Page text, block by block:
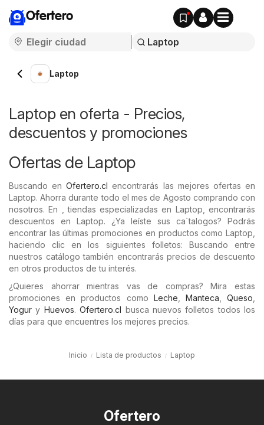
Ofertero
Laptop
Laptop en oferta - Precios,
descuentos y promociones
Ofertas de Laptop
Buscando enOfertero.cl encontrarás las mejores ofertas en
Laptop. Ahorra durante todo el mes de Agosto comprando con
nosotros. En , tiendas especializadas en Laptop, encontrarás
descuentos en Laptop. ¿Ya leíste sus ca´talogos? Podrás
encontrar las últimas promociones en productos como Laptop,
haciendo clic en los siguientes folletos: Buscando entre
nuestros catálogo también encontrarás precios de descuento
en otros productos de tu interés.
¿Quieres ahorrar mientras vas de compras? Mira estas
promociones en productos como Leche Manteca ,Queso
Yogur y Huevos.Ofertero.cl busca nuevos folletos todos los
días para que encuentres los mejores precios.
Inicio Lista de productos Laptop
Ofertero